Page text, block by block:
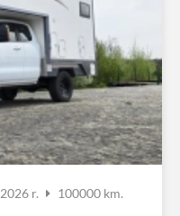
2026 r.
100000 km.